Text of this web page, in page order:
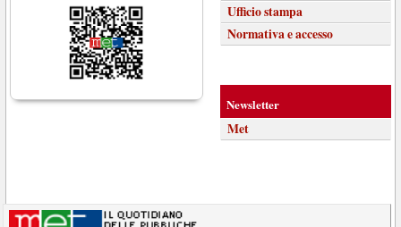
Ufficio stampa
Normativa e accesso
Newsletter
Met